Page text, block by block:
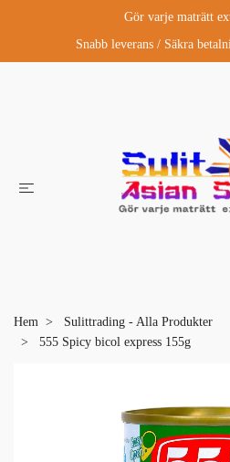
Gör varje maträtt
Snabb leverans / Säkra
Hem
Sulittrading - Alla Produkter
555 Spicy bicol express 155g